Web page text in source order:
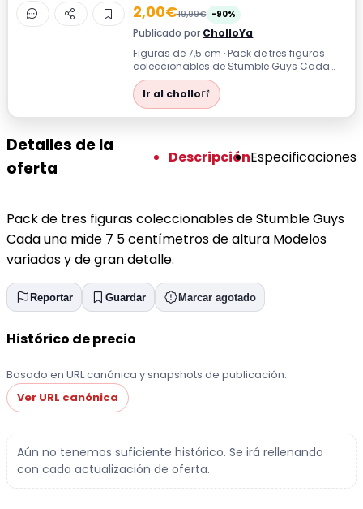
2,00€19,99€ -90%
Publicado por CholloYa
Figuras de 7,5 cm · Pack de tres figuras
coleccionables de Stumble Guys Cada
una mide 7 5 centímetros de altura
Model...
Ir al chollo
Detalles de la
oferta
DescripciónEspecificaciones
Pack de tres figuras coleccionables de Stumble Guys
Cada una mide 7 5 centímetros de altura Modelos
variados y de gran detalle.
Reportar Guardar Marcar agotado
Histórico de precio
Basado en URL canónica y snapshots de publicación.
Ver URL canónica
Aún no tenemos suficiente histórico. Se irá rellenando
con cada actualización de oferta.